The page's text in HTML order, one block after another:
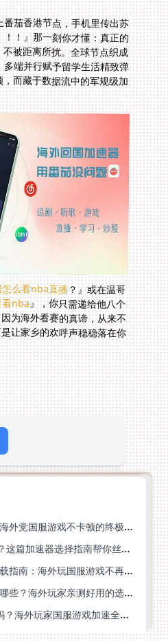
茄香港节点，手机里传出苏
！』那一刻你才懂：真正的
被距离所扰。全球节点织成
端并行赋予留学生活精致弹
而藏于数据流中的军规级加
么看nba直播？』或在温哥
看nba』，你只需递给他八个
字：专线加速，畅连故乡。因为海外看赛的真谛，从来不
是翻山越岭找免费资源，而是让家乡的欢呼声稳稳落在你
在英国打一梦江湖卡吗？海外党国服游戏不卡顿的终极解法
海外党打枪神纪卡成PPT？这篇加速器选择指南帮你丝滑上分
美国打我的起源加速器下载指南：海外玩国服游戏不再卡的终极方案
江南百景图国外加速器有哪些？海外玩家亲测好用的选择与避坑指南
去国外能打王国保卫战4吗？海外玩家国服游戏加速全攻略（附公主连结幻想江湖实测）